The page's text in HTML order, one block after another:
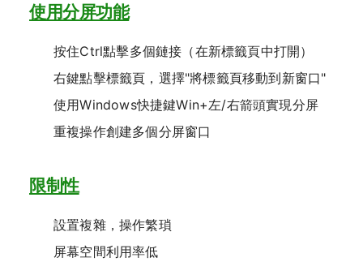
使用分屏功能
按住Ctrl點擊多個鏈接（在新標籤頁中打開）
右鍵點擊標籤頁，選擇"將標籤頁移動到新窗口"
使用Windows快捷鍵Win+左/右箭頭實現分屏
重複操作創建多個分屏窗口
限制性
設置複雜，操作繁瑣
屏幕空間利用率低